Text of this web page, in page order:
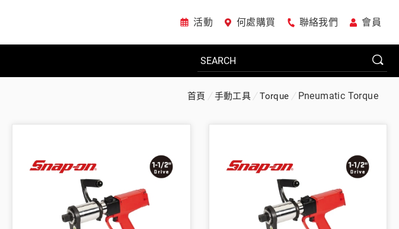
活動 何處購買 聯絡我們 會員
首頁 手動工具 Torque Pneumatic Torque